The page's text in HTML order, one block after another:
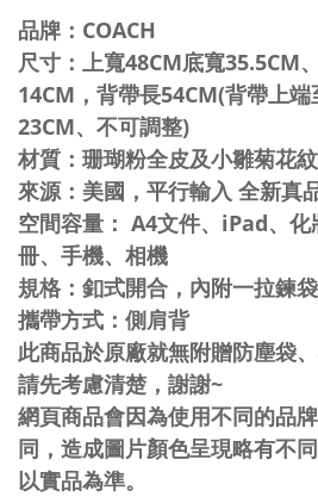
品牌：COACH
尺寸：上寬48CM底寬35.5CM
14CM，背帶長54CM(背帶上
23CM、不可調整)
材質：珊瑚粉全皮及小雛菊花
來源：美國，平行輸入 全新真
空間容量： A4文件、iPad、
冊、手機、相機
規格：釦式開合，內附一拉鍊袋
攜帶方式：側肩背
此商品於原廠就無附贈防塵袋
請先考慮清楚，謝謝~
網頁商品會因為使用不同的品
同，造成圖片顏色呈現略有不
以實品為準。